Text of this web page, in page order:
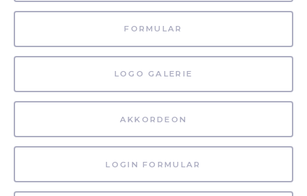
FORMULAR
LOGO GALERIE
AKKORDEON
LOGIN FORMULAR